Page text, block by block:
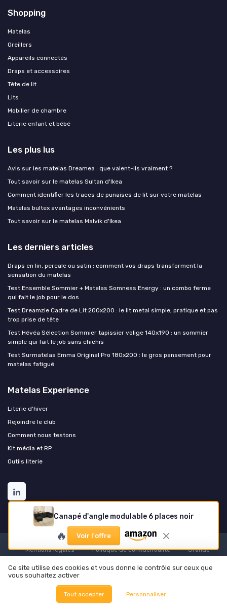
Canapé d'angle modulable 6 places noir
🔥 Voir l'offre
Shopping
Matelas
Oreillers
Appareils connectés
Draps et accessoires
Tête de lit
Lits
Mobilier de chambre
Literie enfant et bébé
Les plus lus
Avis sur les matelas Dreamea : que valent-ils vraiment ?
Tout savoir sur le matelas Sultan d'Ikea
Comment identifier les traces de punaises de lit sur votre matelas
Matelas bultex avantages inconvénients
Tout savoir sur le matelas Malvik d'Ikea
Les derniers articles
Draps en lin, percale ou satin : comment vos draps transforment la
sensation du matelas
Test Ensemble Sommier + Matelas Somness Energy : un combo ferme
qui fait le job pour le dos
Test Dreamzie Cadre de Lit 200x200 : le lit metal simple, pratique et pas
trop prise de tête
Test Hévéa Sélection Sommier tapissier volige 140x190 : un sommier
simple qui fait le job sans chichis
Test Surmatelas Emma Original Pro 180x200 : le gros pansement pour
matelas fatigué
Matelas Experience
Literie d'hiver
Rejoindre le club
Comment nous testons
Kit média et RP
Outils literie
Mentions légales Politique de confidentialité
Grande
Nos outils pratiques
Ce site utilise des cookies et vous donne le contrôle sur ceux que
vous souhaitez activer
Tout accepter Personnaliser